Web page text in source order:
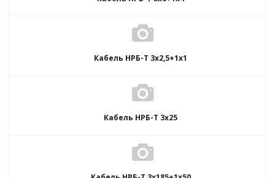
Кабель НРБ-Т 3х2,5+1х1
Кабель НРБ-Т 3х25